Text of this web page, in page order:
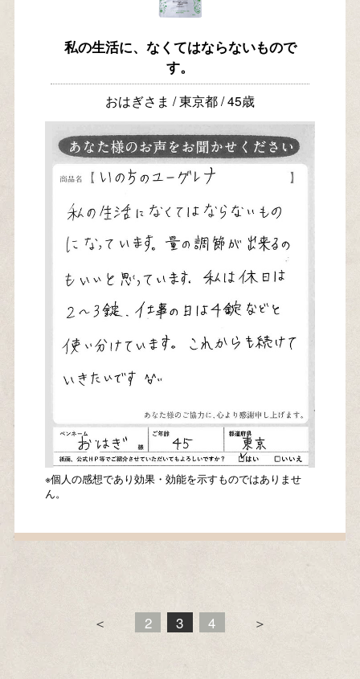
私の生活に、なくてはならないもので
す。
おはぎさま / 東京都 / 45歳
※個人の感想であり効果・効能を示すものではありませ
ん。
＜ 2 3 4 ＞